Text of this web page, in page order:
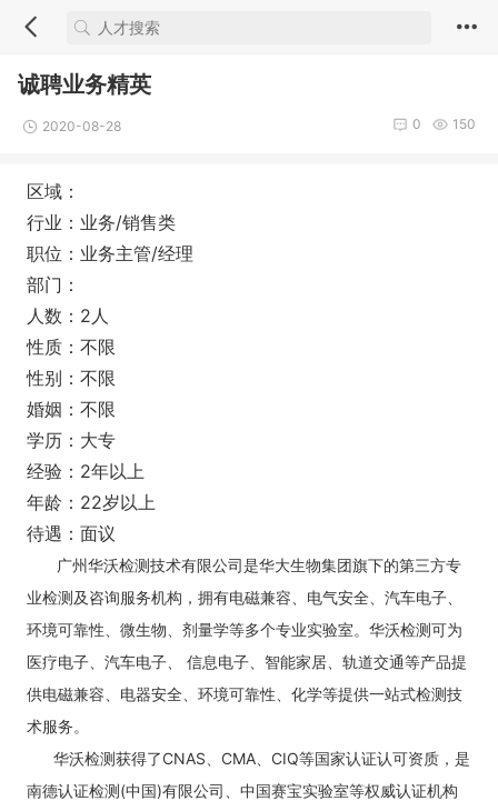
诚聘业务精英
2020-08-28 150
0
区域：
行业：业务/销售类
职位：业务主管/经理
部门：
人数：2人
性质：不限
性别：不限
婚姻：不限
学历：大专
经验：2年以上
年龄：22岁以上
待遇：面议
广州华沃检测技术有限公司是华大生物集团旗下的第三方专
业检测及咨询服务机构，拥有电磁兼容、电气安全、汽车电子、
环境可靠性、微生物、剂量学等多个专业实验室。华沃检测可为
医疗电子、汽车电子、 信息电子、智能家居、轨道交通等产品提
供电磁兼容、电器安全、环境可靠性、化学等提供一站式检测技
术服务。
华沃检测获得了CNAS、CMA、CIQ等国家认证认可资质，是
南德认证检测(中国)有限公司、中国赛宝实验室等权威认证机构